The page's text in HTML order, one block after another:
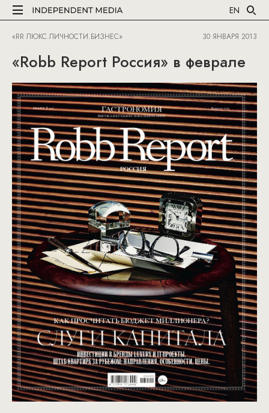
EN
«RR ЛЮКС.ЛИЧНОСТИ.БИЗНЕС» 30 ЯНВАРЯ 2013
«Robb Report Россия» в феврале